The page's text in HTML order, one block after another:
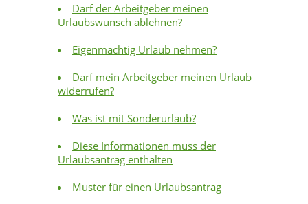
Darf der Arbeitgeber meinen
Urlaubswunsch ablehnen?
Eigenmächtig Urlaub nehmen?
Darf mein Arbeitgeber meinen Urlaub
widerrufen?
Was ist mit Sonderurlaub?
Diese Informationen muss der
Urlaubsantrag enthalten
Muster für einen Urlaubsantrag